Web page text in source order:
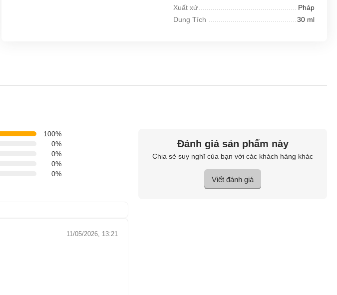
Xuất xứ
Pháp
Dung Tích
30 ml
100%
0%
0%
0%
0%
11/05/2026, 13:21
Đánh giá sản phẩm này
Chia sẻ suy nghĩ của bạn với các khách hàng khác
Viết đánh giá